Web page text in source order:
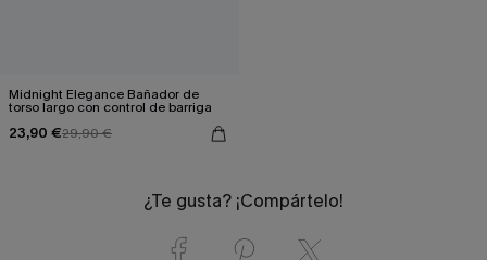
Midnight Elegance Bañador de
torso largo con control de barriga
23,90 €29,90 €
¿Te gusta? ¡Compártelo!